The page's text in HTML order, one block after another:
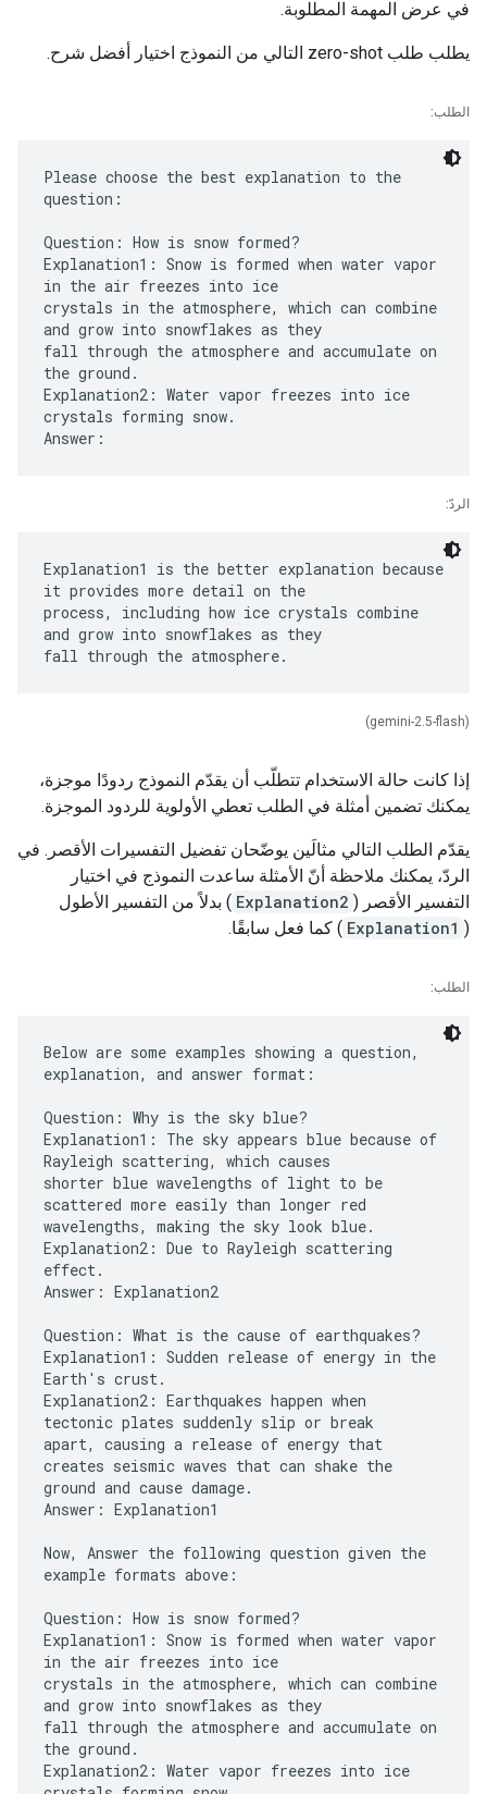
في عرض المهمة المطلوبة.
يطلب طلب zero-shot التالي من النموذج اختيار أفضل شرح.
الطلب:
Please choose the best explanation to the
question:
Question: How is snow formed?
Explanation1: Snow is formed when water vapor
in the air freezes into ice
crystals in the atmosphere, which can combine
and grow into snowflakes as they
fall through the atmosphere and accumulate on
the ground.
Explanation2: Water vapor freezes into ice
crystals forming snow.
الردّ:
Explanation1 is the better explanation because
it provides more detail on the
process, including how ice crystals combine
and grow into snowflakes as they
(gemini-2.5-flash)
إذا كانت حالة الاستخدام تتطلّب أن يقدّم النموذج ردودًا موجزة،
يمكنك تضمين أمثلة في الطلب تعطي الأولوية للردود الموجزة.
يقدّم الطلب التالي مثالَين يوضّحان تفضيل التفسيرات الأقصر. في
الردّ، يمكنك ملاحظة أنّ الأمثلة ساعدت النموذج في اختيار
التفسير الأقصر ( Explanation2 ) بدلاً من التفسير الأطول
(
Explanation1 ) كما فعل سابقًا.
الطلب:
Below are some examples showing a question,
explanation, and answer format:
Question: Why is the sky blue?
Explanation1: The sky appears blue because of
Rayleigh scattering, which causes
shorter blue wavelengths of light to be
scattered more easily than longer red
wavelengths, making the sky look blue.
Explanation2: Due to Rayleigh scattering
effect.
Answer: Explanation2
Question: What is the cause of earthquakes?
Explanation1: Sudden release of energy in the
Earth's crust.
Explanation2: Earthquakes happen when
tectonic plates suddenly slip or break
apart, causing a release of energy that
creates seismic waves that can shake the
ground and cause damage.
Answer: Explanation1
Now, Answer the following question given the
example formats above:
Question: How is snow formed?
Explanation1: Snow is formed when water vapor
in the air freezes into ice
crystals in the atmosphere, which can combine
and grow into snowflakes as they
fall through the atmosphere and accumulate on
the ground.
Explanation2: Water vapor freezes into ice